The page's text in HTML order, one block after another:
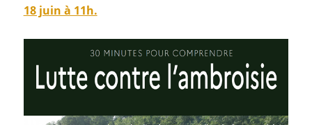
18 juin à 11h.